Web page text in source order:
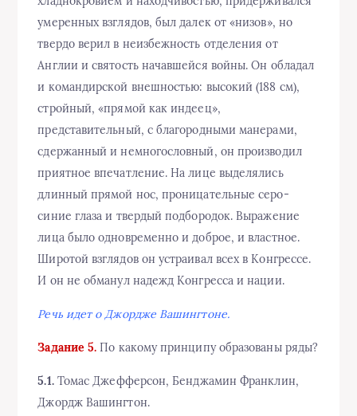
умеренных взглядов, был далек от «низов», но
твердо верил в неизбежность отделения от
Англии и святость начавшейся войны. Он обладал
и командирской внешностью: высокий (188 см),
стройный, «прямой как индеец»,
представительный, с благородными манерами,
сдержанный и немногословный, он производил
приятное впечатление. На лице выделялись
длинный прямой нос, проницательные серо-
синие глаза и твердый подбородок. Выражение
лица было одновременно и доброе, и властное.
Широтой взглядов он устраивал всех в Конгрессе.
И он не обманул надежд Конгресса и нации.
Речь идет о Джордже Вашингтоне.
Задание 5. По какому принципу образованы ряды?
5.1.Томас Джефферсон, Бенджамин Франклин,
Джордж Вашингтон.